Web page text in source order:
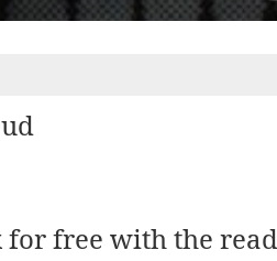
for free with the